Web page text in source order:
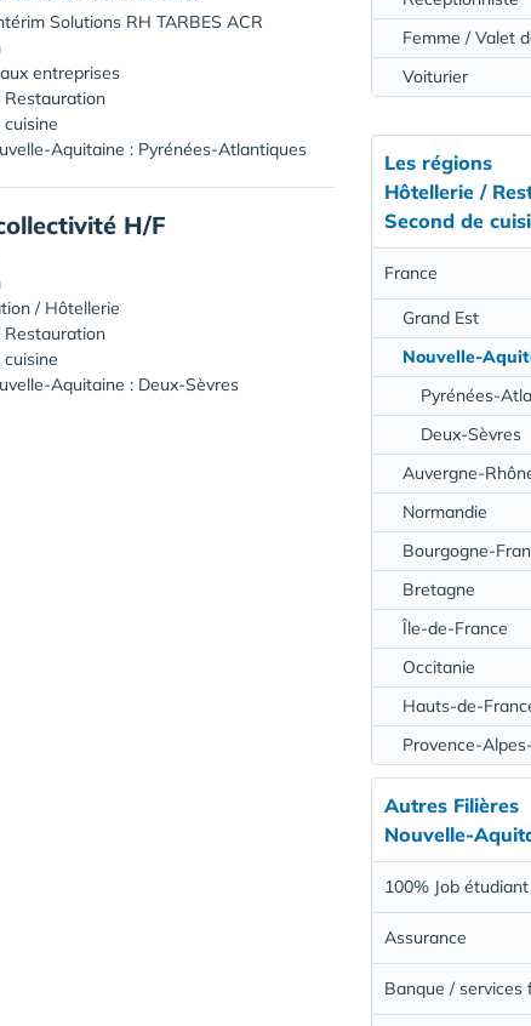
Solutions RH TARBES ACR
entreprises
Aquitaine : Pyrénées-Atlantiques
H/F
/ Hôtellerie
Aquitaine : Deux-Sèvres
Femme / Valet
Voiturier
Les régions
Hôtellerie /
Second de
France
Grand Est
Nouvelle-
Pyrénées-
Deux-Sèvres
Auvergne-
Normandie
Bourgogne-
Bretagne
Île-de-France
Occitanie
Hauts-de-
Provence-
Autres Filières
Nouvelle-
100% Job
Assurance
Banque / services